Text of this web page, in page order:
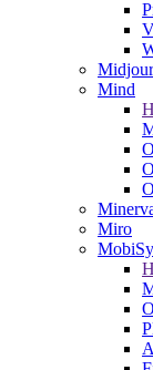
Mind
Miro